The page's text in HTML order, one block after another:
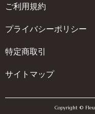
ご利用規約
プライバシーポリシー
特定商取引
サイトマップ
Copyright ©